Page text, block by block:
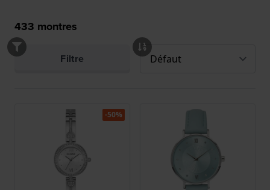
433 montres
Filtre
-50%